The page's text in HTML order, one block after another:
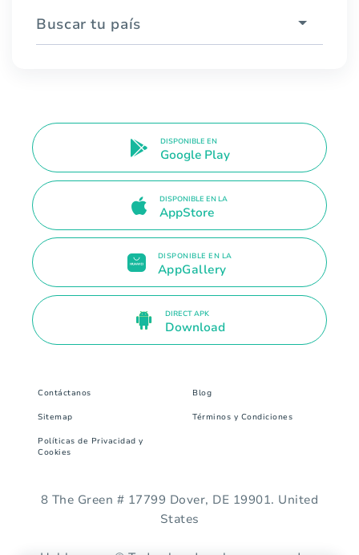
Buscar tu país
DISPONIBLE EN
Google Play
DISPONIBLE EN LA
AppStore
DISPONIBLE EN LA
AppGallery
DIRECT APK
Download
Contáctanos Blog
Sitemap Términos y Condiciones
Políticas de Privacidad y
Cookies
8 The Green # 17799 Dover, DE 19901. United
States